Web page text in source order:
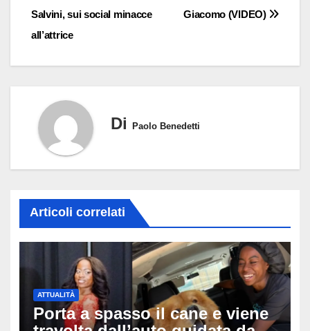
Giacomo (VIDEO)
Salvini, sui social minacce
all’attrice
Di Paolo Benedetti
Articoli correlati
ATTUALITÀ
Porta a spasso il cane e viene